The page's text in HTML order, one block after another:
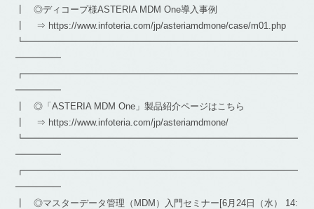
┃ ◎ディコープ様ASTERIA MDM One導入事例
┃ ⇒ https://www.infoteria.com/jp/asteriamdmone/case/m01.php
┗━━━━━━━━━━━━━━━━━━━━━━━━━━━━━━
━━━━━
┏━━━━━━━━━━━━━━━━━━━━━━━━━━━━━━
━━━━━
┃ ◎「ASTERIA MDM One」製品紹介ページはこちら
┃ ⇒ https://www.infoteria.com/jp/asteriamdmone/
┗━━━━━━━━━━━━━━━━━━━━━━━━━━━━━━
━━━━━
┏━━━━━━━━━━━━━━━━━━━━━━━━━━━━━━
━━━━━
┃ ◎マスターデータ管理（MDM）入門セミナー[6月24日（水） 14: